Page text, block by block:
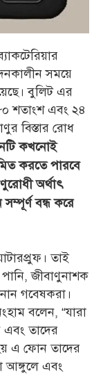
সময়ে
বুলিট এর
শতাংশ এবং ২৪
বিস্তার রোধ
কখনোই
করতে পারবে
অর্থাৎ
বন্ধ করে
তাই
জীবাণুনাশক
গবেষকরা।
বলেন, “যারা
তাদের
হয় এ ফোন তাদের
আঙ্গুলে এবং